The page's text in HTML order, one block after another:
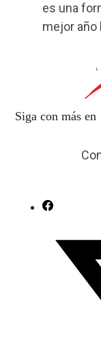
es una
mejor año
Siga con más en